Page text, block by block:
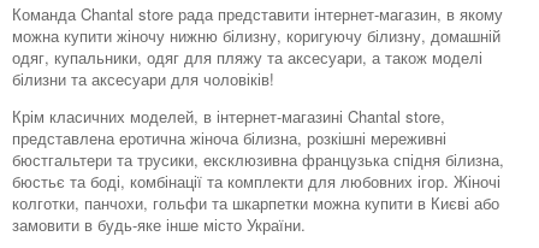
Команда Chantal store рада представити інтернет-магазин, в якому
можна купити жіночу нижню білизну, коригуючу білизну, домашній
одяг, купальники, одяг для пляжу та аксесуари, а також моделі
білизни та аксесуари для чоловіків!
Крім класичних моделей, в інтернет-магазині Chantal store,
представлена ​​еротична жіноча білизна, розкішні мереживні
бюстгальтери та трусики, ексклюзивна французька спідня білизна,
бюстьє та боді, комбінації та комплекти для любовних ігор. Жіночі
колготки, панчохи, гольфи та шкарпетки можна купити в Києві або
замовити в будь-яке інше місто України.